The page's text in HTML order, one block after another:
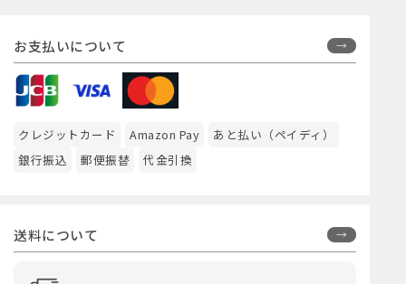
お支払いについて
クレジットカード Amazon Pay
あと払い（ペイディ）
銀行振込
郵便振替 代金引換
送料について